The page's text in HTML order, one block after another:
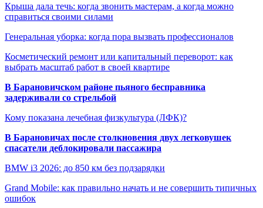
Крыша дала течь: когда звонить мастерам, а когда можно
справиться своими силами
Генеральная уборка: когда пора вызвать профессионалов
Косметический ремонт или капитальный переворот: как
выбрать масштаб работ в своей квартире
В Барановичском районе пьяного бесправника
задерживали со стрельбой
Кому показана лечебная физкультура (ЛФК)?
В Барановичах после столкновения двух легковушек
спасатели деблокировали пассажира
BMW i3 2026: до 850 км без подзарядки
Grand Mobile: как правильно начать и не совершить типичных
ошибок